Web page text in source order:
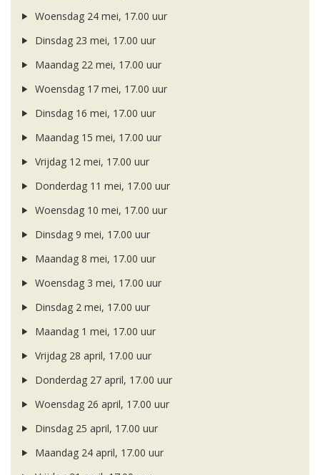
Woensdag 24 mei, 17.00 uur
Dinsdag 23 mei, 17.00 uur
Maandag 22 mei, 17.00 uur
Woensdag 17 mei, 17.00 uur
Dinsdag 16 mei, 17.00 uur
Maandag 15 mei, 17.00 uur
Vrijdag 12 mei, 17.00 uur
Donderdag 11 mei, 17.00 uur
Woensdag 10 mei, 17.00 uur
Dinsdag 9 mei, 17.00 uur
Maandag 8 mei, 17.00 uur
Woensdag 3 mei, 17.00 uur
Dinsdag 2 mei, 17.00 uur
Maandag 1 mei, 17.00 uur
Vrijdag 28 april, 17.00 uur
Donderdag 27 april, 17.00 uur
Woensdag 26 april, 17.00 uur
Dinsdag 25 april, 17.00 uur
Maandag 24 april, 17.00 uur